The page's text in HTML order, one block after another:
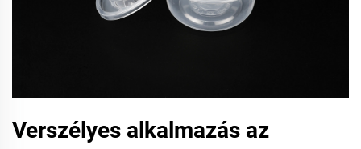
Verszélyes alkalmazás az